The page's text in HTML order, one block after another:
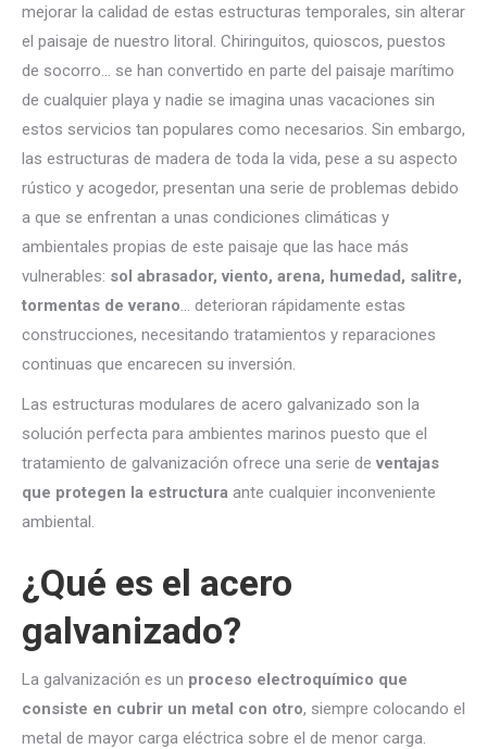
mejorar la calidad de estas estructuras temporales, sin alterar
el paisaje de nuestro litoral. Chiringuitos, quioscos, puestos
de socorro… se han convertido en parte del paisaje marítimo
de cualquier playa y nadie se imagina unas vacaciones sin
estos servicios tan populares como necesarios. Sin embargo,
las estructuras de madera de toda la vida, pese a su aspecto
rústico y acogedor, presentan una serie de problemas debido
a que se enfrentan a unas condiciones climáticas y
ambientales propias de este paisaje que las hace más
vulnerables: sol abrasador, viento, arena, humedad, salitre,
tormentas de verano… deterioran rápidamente estas
construcciones, necesitando tratamientos y reparaciones
continuas que encarecen su inversión.
Las estructuras modulares de acero galvanizado son la
solución perfecta para ambientes marinos puesto que el
tratamiento de galvanización ofrece una serie de ventajas
que protegen la estructura ante cualquier inconveniente
ambiental.
¿Qué es el acero
galvanizado?
La galvanización es un proceso electroquímico que
consiste en cubrir un metal con otro, siempre colocando el
metal de mayor carga eléctrica sobre el de menor carga.